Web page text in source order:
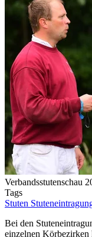
Verbandsstutenschau
Tags
Stuten
Bei den
einzelnen Körbezirken